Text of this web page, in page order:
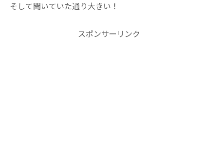
そして聞いていた通り大きい！
スポンサーリンク